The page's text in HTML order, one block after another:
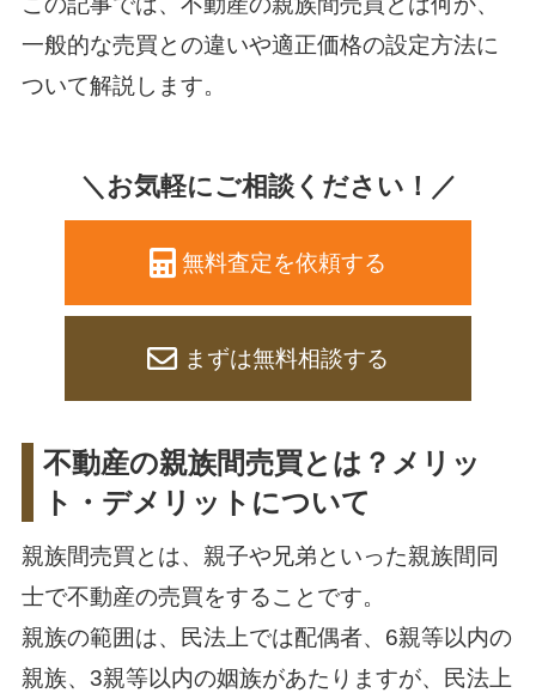
一般的な売買との違いや適正価格の設定方法に
ついて解説します。
＼お気軽にご相談ください！／
無料査定を依頼する
まずは無料相談する
不動産の親族間売買とは？メリッ
ト・デメリットについて
親族間売買とは、親子や兄弟といった親族間同
士で不動産の売買をすることです。
親族の範囲は、民法上では配偶者、6親等以内の
親族、3親等以内の姻族があたりますが、民法上